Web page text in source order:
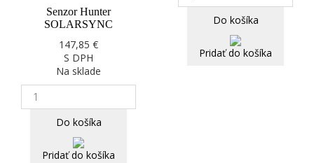
Senzor Hunter
SOLARSYNC
147,85 €
S DPH
Na sklade
Do košíka
Pridať do košíka
Do košíka
Pridať do košíka